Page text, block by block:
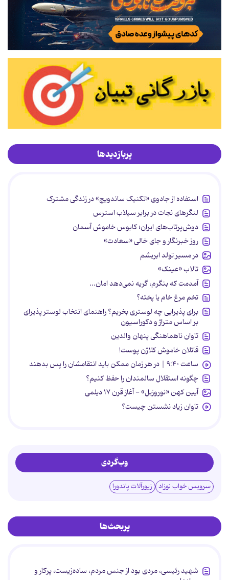
پربازدیدها
استفاده از جادوی «تکنیک ساندویچ» در زندگی مشترک
لنگرهای نجات در برابر سیلاب استرس
دوش‌پرتاب‌های ایران؛ کابوس خاموش آسمان
روز خبرنگار و جای خالی «سعادت»
در مسیر تولد ابریشم
تالاب «عینک»
آمدمت که بنگرم، گریه نمی‌دهد امان...
تخم مرغ خام یا پخته؟
برای پذیرایی چه لوستری بخریم؟ راهنمای انتخاب لوستر پذیرای
بر اساس متراژ و دکوراسیون
تاوان ناهماهنگی پنهان والدین
قاتلان خاموش کلاژن پوست!
ساعت ۹:۴۰ | در هر زمان ممکن باید انتقامشان را پس بدهند
چگونه استقلال سالمندان را حفظ کنیم؟
آیین کهن «نوروزبل» - آغاز قرن ۱۷ دیلمی
تاوان زیاد نشستن چیست؟
وب‌گردی
سرویس خواب نوزاد زیورآلات پاندورا
پربحث‌ها
شهید رئیسی، مردی بود از جنس مردم، ساده‌زیست، پرکار و